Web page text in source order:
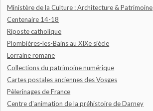
Ministère de la Culture : Architecture & Patrimoine
Centenaire 14-18
Riposte catholique
Plombières-les-Bains au XIXe siècle
Lorraine romane
Collections du patrimoine numérique
Cartes postales anciennes des Vosges
Pèlerinages de France
Centre d'animation de la préhistoire de Darney